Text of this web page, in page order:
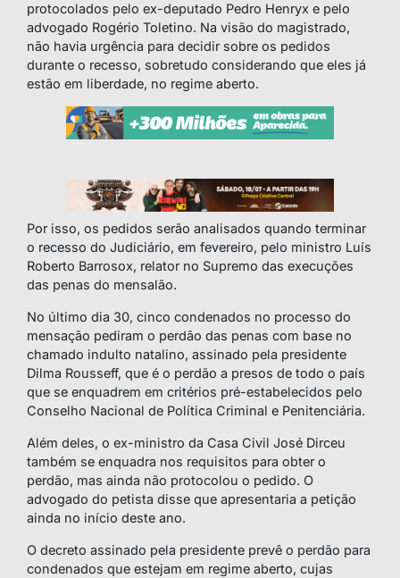
protocolados pelo ex-deputado Pedro Henryx e pelo
advogado Rogério Toletino. Na visão do magistrado,
não havia urgência para decidir sobre os pedidos
durante o recesso, sobretudo considerando que eles já
estão em liberdade, no regime aberto.
Por isso, os pedidos serão analisados quando terminar
o recesso do Judiciário, em fevereiro, pelo ministro Luís
Roberto Barrosox, relator no Supremo das execuções
das penas do mensalão.
No último dia 30, cinco condenados no processo do
mensação pediram o perdão das penas com base no
chamado indulto natalino, assinado pela presidente
Dilma Rousseff, que é o perdão a presos de todo o país
que se enquadrem em critérios pré-estabelecidos pelo
Conselho Nacional de Política Criminal e Penitenciária.
Além deles, o ex-ministro da Casa Civil José Dirceu
também se enquadra nos requisitos para obter o
perdão, mas ainda não protocolou o pedido. O
advogado do petista disse que apresentaria a petição
ainda no início deste ano.
O decreto assinado pela presidente prevê o perdão para
condenados que estejam em regime aberto, cujas